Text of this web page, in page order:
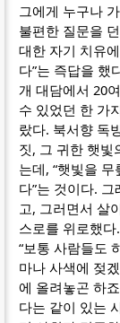
그에게 누구나
불편한 질문을
대한 자기 치유
다”는 즉답을 했
개 대담에서 20
수 있었던 한 가
랐다. 북서향 독
짓, 그 귀한 햇빛
는데, “햇빛을
다”는 것이다.
고, 그러면서 살
스로를 위로했다.
“보통 사람들도
마나 사색에 젖
에 올려놓곤 하
다는 같이 있는